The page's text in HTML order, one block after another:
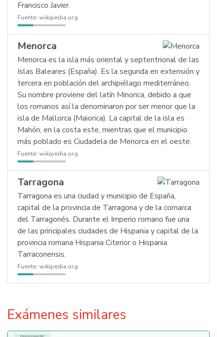
Francisco Javier.
Fuente: wikipedia.org
Menorca
Menorca es la isla más oriental y septentrional de las
Islas Baleares (España). Es la segunda en extensión y
tercera en población del archipiélago mediterráneo.
Su nombre proviene del latín Minorica, debido a que
los romanos así la denominaron por ser menor que la
isla de Mallorca (Maiorica). La capital de la isla es
Mahón, en la costa este, mientras que el municipio
más poblado es Ciudadela de Menorca en el oeste.
Fuente: wikipedia.org
Tarragona
Tarragona es una ciudad y municipio de España,
capital de la provincia de Tarragona y de la comarca
del Tarragonés. Durante el Imperio romano fue una
de las principales ciudades de Hispania y capital de la
provincia romana Hispania Citerior o Hispania
Tarraconensis.
Fuente: wikipedia.org
Exámenes similares